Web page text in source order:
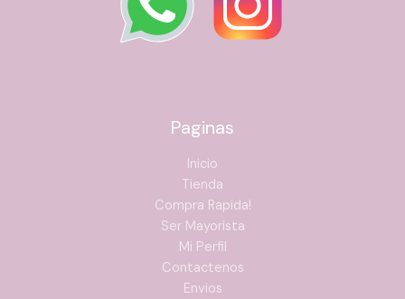
Paginas
Inicio
Tienda
Compra Rapida!
Ser Mayorista
Mi Perfil
Contactenos
Envios